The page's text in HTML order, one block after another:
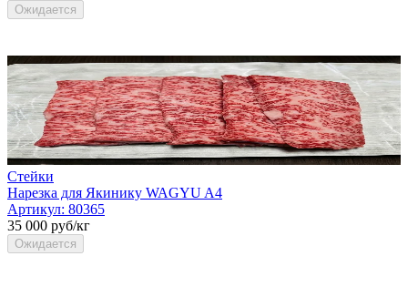
Ожидается
Стейки
Нарезка для Якинику WAGYU A4
Артикул: 80365
35 000 руб/кг
Ожидается